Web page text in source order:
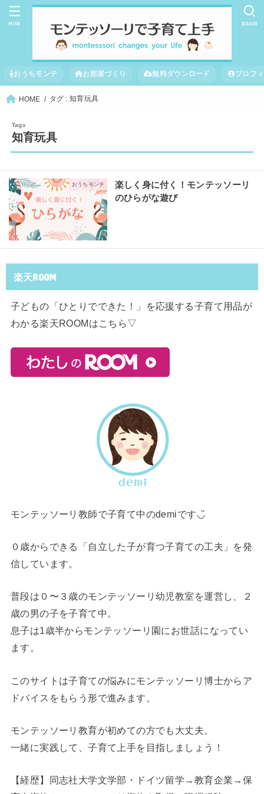
おうちモンテ お部屋づくり 無料ダウンロード プロフ
SEARCH
MENU
HOME タグ : 知育玩具
知育玩具
おうちモンテ
楽しく身に付く！モンテッソーリ
のひらがな遊び
楽天ROOM
子どもの「ひとりでできた！」を応援する子育て用品が
わかる楽天ROOMはこちら▽
モンテッソーリ教師で子育て中のdemiです◡̈
０歳からできる「自立した子が育つ子育ての工夫」を発
信しています。
普段は０〜３歳のモンテッソーリ幼児教室を運営し、２
歳の男の子を子育て中。
息子は1歳半からモンテッソーリ園にお世話になってい
ます。
このサイトは子育ての悩みにモンテッソーリ博士からア
ドバイスをもらう形で進みます。
モンテッソーリ教育が初めての方でも大丈夫。
一緒に実践して、子育て上手を目指しましょう！
【経歴】同志社大学文学部・ドイツ留学→教育企業→保